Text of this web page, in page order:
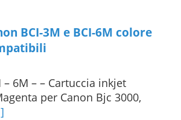
BCI-3M e BCI-6M colore
– 6M – – Cartuccia inkjet
per Canon Bjc 3000,